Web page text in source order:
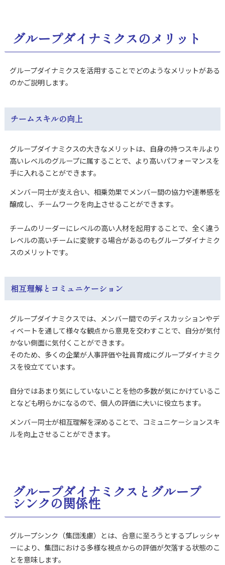
グループダイナミクスのメリット
グループダイナミクスを活用することでどのようなメリットがある
のかご説明します。
チームスキルの向上
グループダイナミクスの大きなメリットは、自身の持つスキルより
高いレベルのグループに属することで、より高いパフォーマンスを
手に入れることができます。
メンバー同士が支え合い、相乗効果でメンバー間の協力や連帯感を
醸成し、チームワークを向上させることができます。
チームのリーダーにレベルの高い人材を起用することで、全く違う
レベルの高いチームに変貌する場合があるのもグループダイナミク
スのメリットです。
相互理解とコミュニケーション
グループダイナミクスでは、メンバー間でのディスカッションやデ
ィベートを通して様々な観点から意見を交わすことで、自分が気付
かない側面に気付くことができます。
そのため、多くの企業が人事評価や社員育成にグループダイナミク
スを役立てています。
自分ではあまり気にしていないことを他の多数が気にかけているこ
となども明らかになるので、個人の評価に大いに役立ちます。
メンバー同士が相互理解を深めることで、コミュニケーションスキ
ルを向上させることができます。
グループダイナミクスとグループ
シンクの関係性
グループシンク（集団浅慮）とは、合意に至ろうとするプレッシャ
ーにより、集団における多様な視点からの評価が欠落する状態のこ
とを意味します。